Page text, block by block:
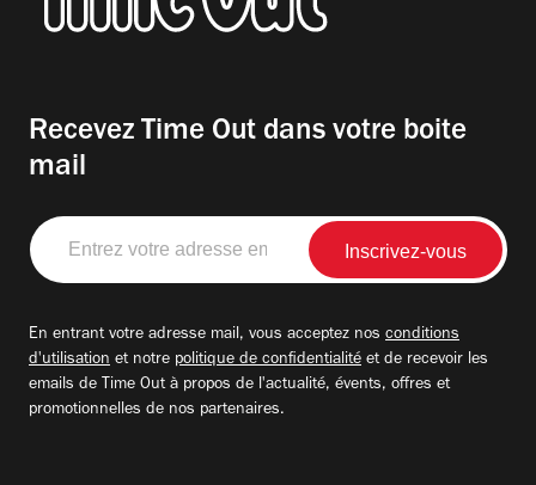
Recevez Time Out dans votre boite
mail
Entrez
votre
adresse
En entrant votre adresse mail, vous acceptez nos conditions
d'utilisation et notre politique de confidentialité et de recevoir les
emails de Time Out à propos de l'actualité, évents, offres et
promotionnelles de nos partenaires.